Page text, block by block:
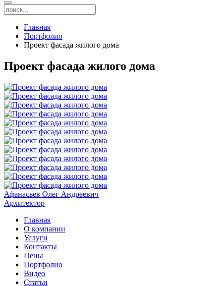
Главная
Портфолио
Проект фасада жилого дома
Проект фасада жилого дома
Афанасьев Олег Андреевич
Архитектор
Главная
О компании
Услуги
Контакты
Цены
Портфолио
Видео
Статьи